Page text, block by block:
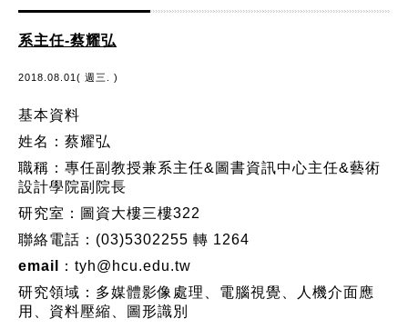
系主任-蔡耀弘
2018.08.01( 週三. )
基本資料
姓名： 蔡耀弘
職稱： 專任副教授兼系主任&圖書資訊中心主任&藝術
設計學院副院長
研究室： 圖資大樓三樓322
聯絡電話： (03)5302255 轉 1264
email： tyh@hcu.edu.tw
研究領域： 多媒體影像處理、電腦視覺、人機介面應
用、資料壓縮、圖形識別